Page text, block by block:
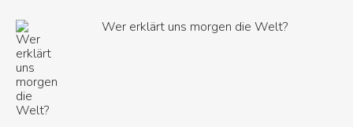
Wer erklärt uns morgen die Welt?